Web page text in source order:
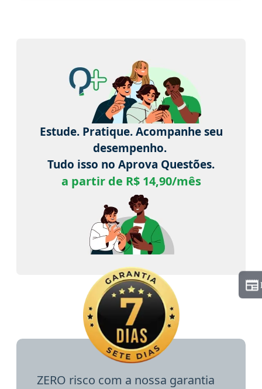
Estude. Pratique. Acompanhe seu
desempenho.
Tudo isso no Aprova Questões.
a partir de R$ 14,90/mês
ZERO risco com a nossa garantia